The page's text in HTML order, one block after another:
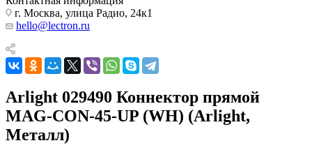
г. Москва, улица Радио, 24к1
hello@lectron.ru
Arlight 029490 Коннектор прямой
MAG-CON-45-UP (WH) (Arlight,
Металл)